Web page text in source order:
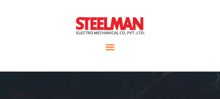
Steelman
POWER OF WORLD